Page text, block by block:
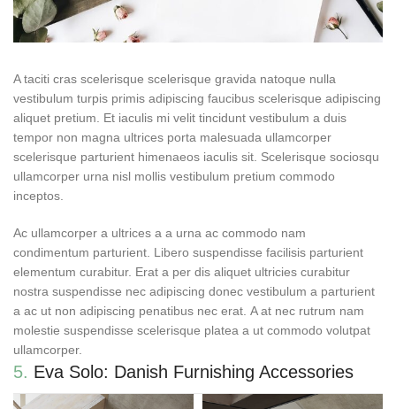
A taciti cras scelerisque scelerisque gravida natoque nulla
vestibulum turpis primis adipiscing faucibus scelerisque adipiscing
aliquet pretium. Et iaculis mi velit tincidunt vestibulum a duis
tempor non magna ultrices porta malesuada ullamcorper
scelerisque parturient himenaeos iaculis sit. Scelerisque sociosqu
ullamcorper urna nisl mollis vestibulum pretium commodo
inceptos.
Ac ullamcorper a ultrices a a urna ac commodo nam
condimentum parturient. Libero suspendisse facilisis parturient
elementum curabitur. Erat a per dis aliquet ultricies curabitur
nostra suspendisse nec adipiscing donec vestibulum a parturient
a ac ut non adipiscing penatibus nec erat. A at nec rutrum nam
molestie suspendisse scelerisque platea a ut commodo volutpat
ullamcorper.
5. Eva Solo: Danish Furnishing Accessories